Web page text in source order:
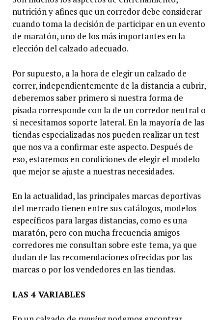
nutrición y afines que un corredor debe considerar
cuando toma la decisión de participar en un evento
de maratón, uno de los más importantes en la
elección del calzado adecuado.
Por supuesto, a la hora de elegir un calzado de
correr, independientemente de la distancia a cubrir,
deberemos saber primero si nuestra forma de
pisada corresponde con la de un corredor neutral o
si necesitamos soporte lateral. En la mayoría de las
tiendas especializadas nos pueden realizar un test
que nos va a confirmar este aspecto. Después de
eso, estaremos en condiciones de elegir el modelo
que mejor se ajuste a nuestras necesidades.
En la actualidad, las principales marcas deportivas
del mercado tienen entre sus catálogos, modelos
específicos para largas distancias, como es una
maratón, pero con mucha frecuencia amigos
corredores me consultan sobre este tema, ya que
dudan de las recomendaciones ofrecidas por las
marcas o por los vendedores en las tiendas.
LAS 4 VARIABLES